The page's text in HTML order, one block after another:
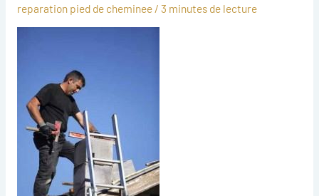
reparation pied de cheminee/ 3 minutes de lecture